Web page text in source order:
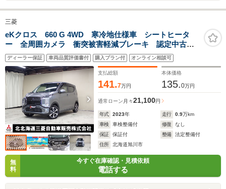
三菱
eKクロス 660 G 4WD 寒冷地仕様車 シートヒータ
ー 全周囲カメラ 衝突被害軽減ブレーキ 認定中古車
保障付き 低 走 行 ! !
ディーラー保証 車両品質評価書付 購入プラン付 オンライン相談可
支払総額
141.7万円
本体価格
135.0万円
通常ローン 月々21,100円
年式 2023年 走行 0.9万km
車検
車検整備付 修復
なし
保証
保証付 整備
法定整備付
住所
北海道旭川市
無
料
今すぐ在庫確認・見積依頼
電話する